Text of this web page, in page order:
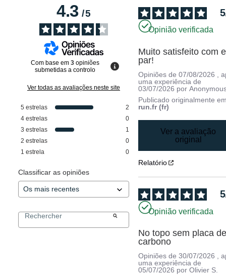
4.3/5
Com base em 3 opiniões
submetidas a controlo
Ver todas as avaliações neste site
5 estrelas
2
4 estrelas
0
3 estrelas
1
2 estrelas
0
1 estrela 0
Classificar as opiniões
5
Opinião verificada
Muito satisfeito com
par!
Opiniões de07/08/2026
,
uma experiência de
03/07/2026 por
Publicado originalmente
run.fr (fr)
Ver a avaliação
original
Relatório
5
Opinião verificada
No topo sem placa
carbono
Opiniões de30/07/2026 ,
uma experiência de
05/07/2026 porOlivier S.